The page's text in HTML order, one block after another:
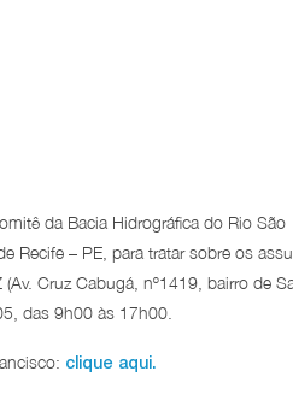
da Bacia Hidrográfica do Rio São
Recife – PE, para tratar sobre os
Cruz Cabugá, nº1419, bairro de
das 9h00 às 17h00.
clique aqui.